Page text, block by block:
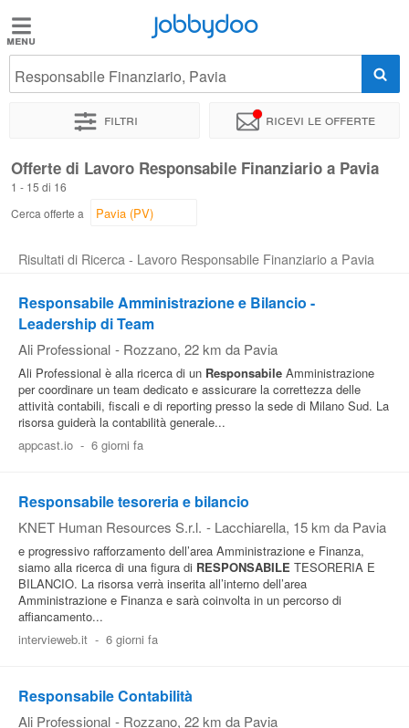
Jobbydoo
Offerte
Stipendi
Elenco
Blog
Pubblica
Area
Aziende
Jobbydoo
Responsabile Finanziario, Pavia
Filtri Ricevi le offerte
Offerte di Lavoro Responsabile Finanziario a Pavia
1 - 15 di 16
Cerca offerte a
Risultati di Ricerca - Lavoro Responsabile Finanziario a Pavia
Responsabile Amministrazione e Bilancio -
Leadership di Team
Ali Professional - Rozzano, 22 km da Pavia
Ali Professional è alla ricerca di un Responsabile Amministrazione
per coordinare un team dedicato e assicurare la correttezza delle
attività contabili, fiscali e di reporting presso la sede di Milano Sud. La
risorsa guiderà la contabilità generale...
appcast.io - 6 giorni fa
Responsabile tesoreria e bilancio
KNET Human Resources S.r.l. - Lacchiarella, 15 km da Pavia
e progressivo rafforzamento dell’area Amministrazione e Finanza,
siamo alla ricerca di una figura di RESPONSABILE TESORERIA E
BILANCIO. La risorsa verrà inserita all’interno dell’area
Amministrazione e Finanza e sarà coinvolta in un percorso di
affiancamento...
intervieweb.it - 6 giorni fa
Responsabile Contabilità
Ali Professional - Rozzano, 22 km da Pavia